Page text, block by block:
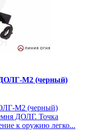
ДОЛГ-М2 (черный)
М2 (черный)
ДОЛГ. Точка
к оружию легко...